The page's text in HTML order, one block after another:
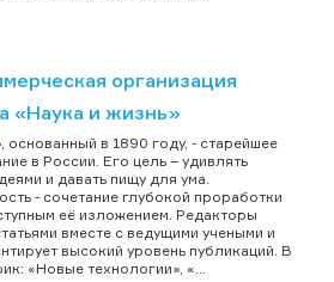
организация
«Наука и жизнь»
основанный в 1890 году, - старейшее
в России. Его цель – удивлять
и давать пищу для ума.
- сочетание глубокой проработки
её изложением. Редакторы
вместе с ведущими учеными и
высокий уровень публикаций. В
«Новые технологии», «...